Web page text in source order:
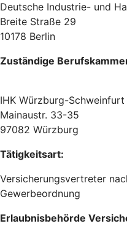
Deutsche Industrie- und
Breite Straße 29
10178 Berlin
Zuständige
IHK Würzburg-Schweinfurt
Mainaustr. 33-35
97082 Würzburg
Tätigkeitsart:
Versicherungsvertreter
Gewerbeordnung
Erlaubnisbehörde